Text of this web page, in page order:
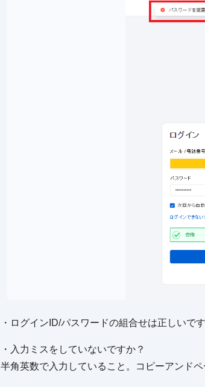
・ログインID/パスワードの組合せは正しいで
・入力ミスをしていないですか？
半角英数で入力していること。コピーアンド